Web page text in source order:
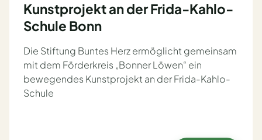
Kunstprojekt an der Frida-Kahlo-
Schule Bonn
Die Stiftung Buntes Herz ermöglicht gemeinsam
mit dem Förderkreis „Bonner Löwen“ ein
bewegendes Kunstprojekt an der Frida-Kahlo-
Schule